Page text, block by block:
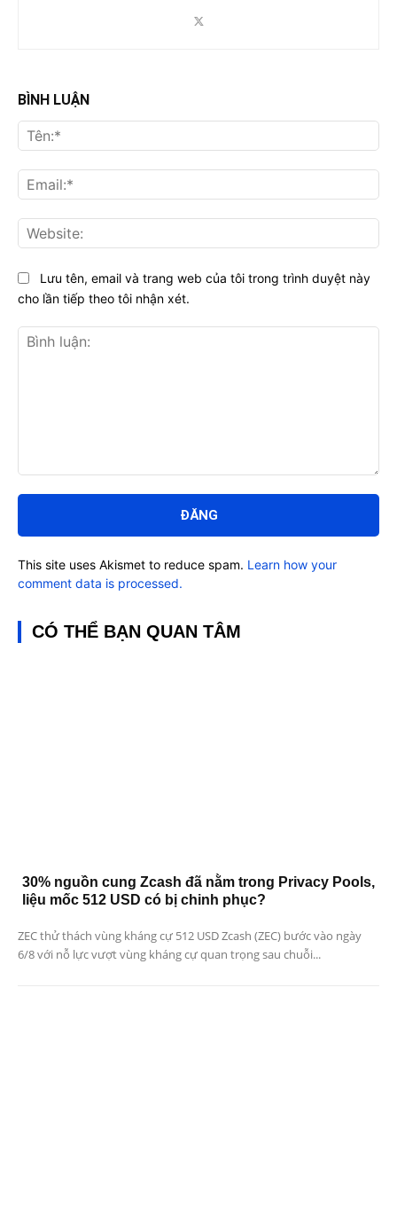
BÌNH LUẬN
luận:
Lưu tên, email và trang web của tôi trong trình duyệt này
cho lần tiếp theo tôi nhận xét.
This site uses Akismet to reduce spam. Learn how your
comment data is processed.
CÓ THỂ BẠN QUAN TÂM
30% nguồn cung Zcash đã nằm trong Privacy Pools,
liệu mốc 512 USD có bị chinh phục?
ZEC thử thách vùng kháng cự 512 USD Zcash (ZEC) bước vào ngày
6/8 với nỗ lực vượt vùng kháng cự quan trọng sau chuỗi...